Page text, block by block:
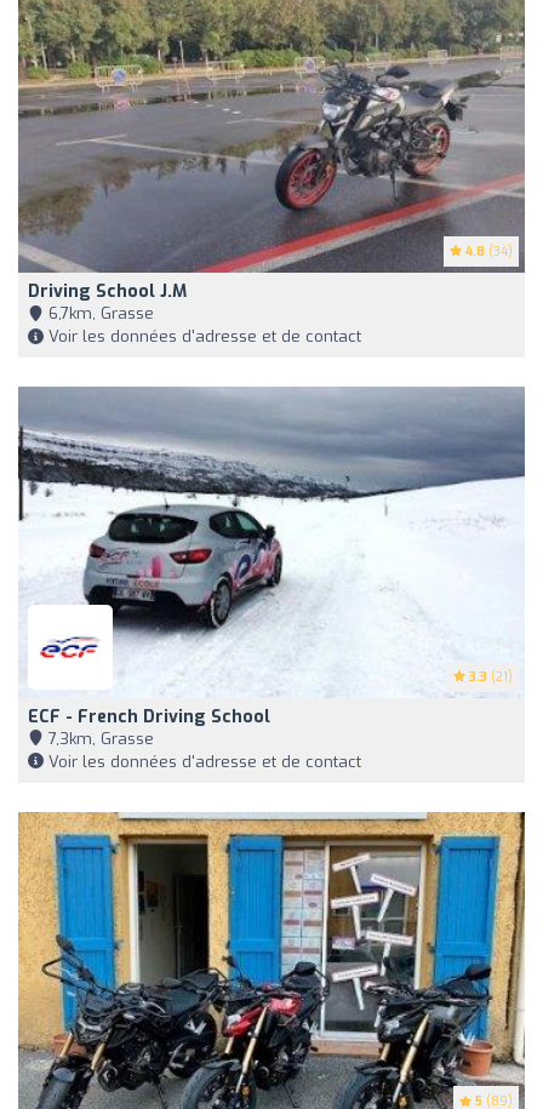
4.8 (34)
Driving School J.m
6,7km, Grasse
Voir les données d'adresse et de contact
3.3 (21)
ECF - French Driving School
7,3km, Grasse
Voir les données d'adresse et de contact
5 (89)